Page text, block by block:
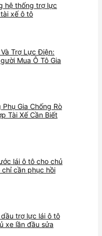
hệ thống trợ lực
xế ô tô
Trợ Lực Điện:
Mua Ô Tô Gia
Gia Chống Rò
Tài Xế Cần Biết
lái ô tô cho chủ
chỉ cần phục hồi
trợ lực lái ô tô
xe lần đầu sửa